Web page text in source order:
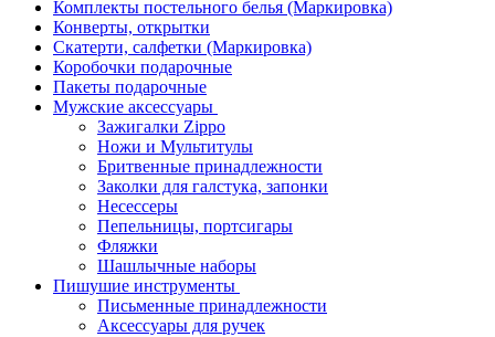
Комплекты постельного белья (Маркировка)
Конверты, открытки
Скатерти, салфетки (Маркировка)
Коробочки подарочные
Пакеты подарочные
Мужские аксессуары
Зажигалки Zippo
Ножи и Мультитулы
Бритвенные принадлежности
Заколки для галстука, запонки
Несессеры
Пепельницы, портсигары
Фляжки
Шашлычные наборы
Пишушие инструменты
Письменные принадлежности
Аксессуары для ручек